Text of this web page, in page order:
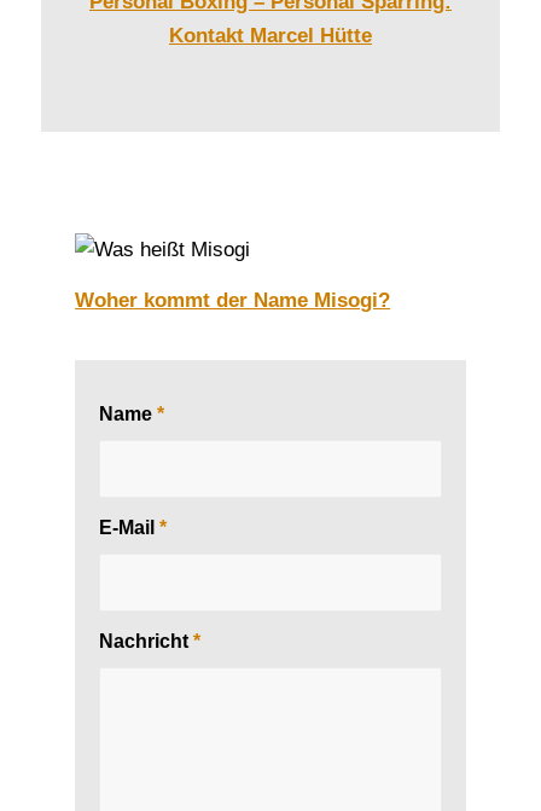
Kontakt Marcel Hütte
Woher kommt der Name Misogi?
Name*
E-Mail*
Nachricht*